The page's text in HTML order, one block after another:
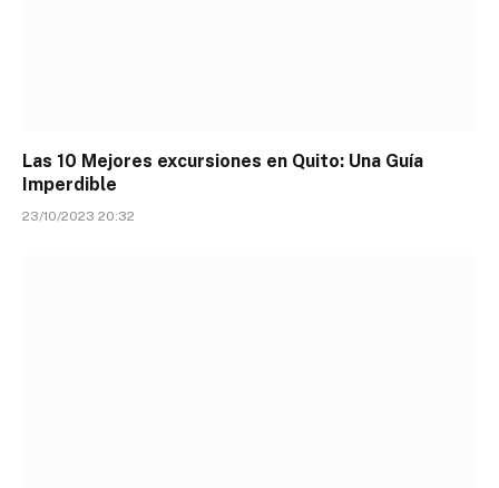
Las 10 Mejores excursiones en Quito: Una Guía
Imperdible
23/10/2023 20:32